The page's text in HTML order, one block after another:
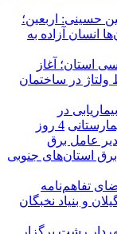
حسینی: اربعین؛
انسان آزاده به
استان؛ آغاز
در ساختمان
در
4 روز
عامل برق
استان‌های جنوبی
تفاهم‌نامه
و بنیاد نخبگان
رشت برگزار